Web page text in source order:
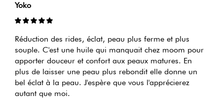
Yoko
Réduction des rides, éclat, peau plus ferme et plus
souple. C'est une huile qui manquait chez moom pour
apporter douceur et confort aux peaux matures. En
plus de laisser une peau plus rebondit elle donne un
bel éclat à la peau. J'espère que vous l'apprécierez
autant que moi.